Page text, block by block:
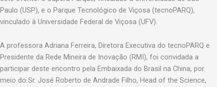
Paulo (USP), e o Parque Tecnológico de Viçosa (tecnoPARQ),
vinculado à Universidade Federal de Viçosa (UFV).
A professora Adriana Ferreira, Diretora Executiva do tecnoPARQ e
Presidente da Rede Mineira de Inovação (RMI), foi convidada a
participar deste encontro pela Embaixada do Brasil na China, por
meio do Sr. José Roberto de Andrade Filho, Head of the Science,